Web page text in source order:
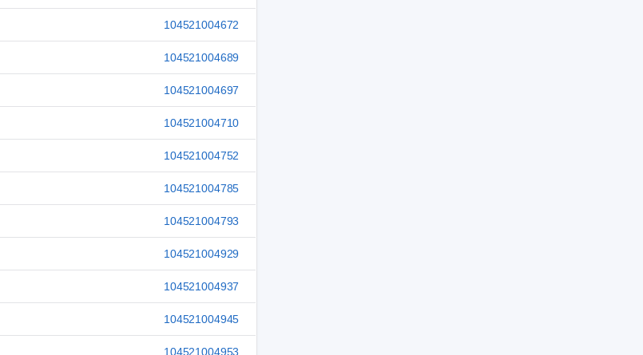
104521004672
104521004689
104521004697
104521004710
104521004752
104521004785
104521004793
104521004929
104521004937
104521004945
104521004953